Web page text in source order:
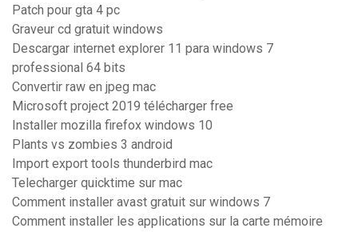
Patch pour gta 4 pc
Graveur cd gratuit windows
Descargar internet explorer 11 para windows 7
professional 64 bits
Convertir raw en jpeg mac
Microsoft project 2019 télécharger free
Installer mozilla firefox windows 10
Plants vs zombies 3 android
Import export tools thunderbird mac
Telecharger quicktime sur mac
Comment installer avast gratuit sur windows 7
Comment installer les applications sur la carte mémoire